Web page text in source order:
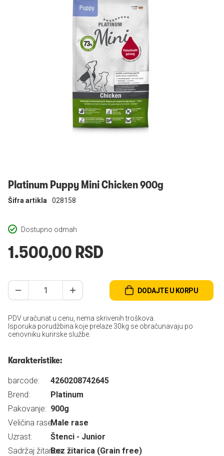
Platinum Puppy Mini Chicken 900g
Dostupno odmah
Šifra artikla 028158
1.500,00 RSD
DODAJTE U KORPU
PDV uračunat u cenu, nema skrivenih troškova.
Isporuka porudžbina koje prelaze 30kg se obračunavaju po
cenovniku kurirske službe.
Karakteristike:
barcode:
4260208742645
Brend:
Platinum
Pakovanje: 900g
Veličina rase:Male rase
Uzrast:
Štenci - Junior
Sadržaj žitarica:Bez žitarica (Grain free)